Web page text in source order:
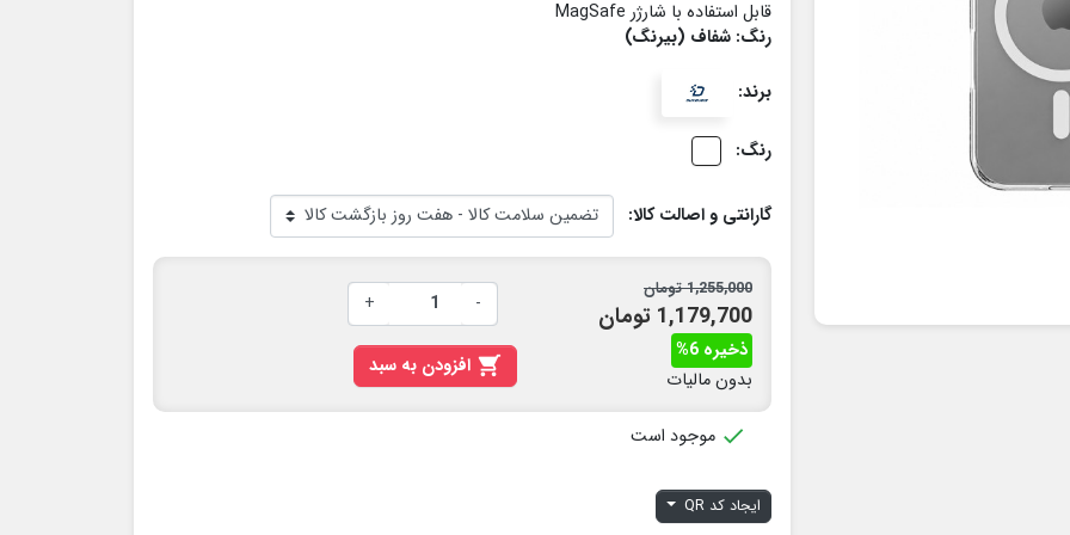
قابل استفاده با شارژر MagSafe
رنگ: شفاف (بیرنگ)
برند:
رنگ:
گارانتی و اصالت کالا:
1,255,000 تومان
1,179,700 تومان
ذخیره 6%
بدون مالیات
-
+

 موجود است
ایجاد کد QR